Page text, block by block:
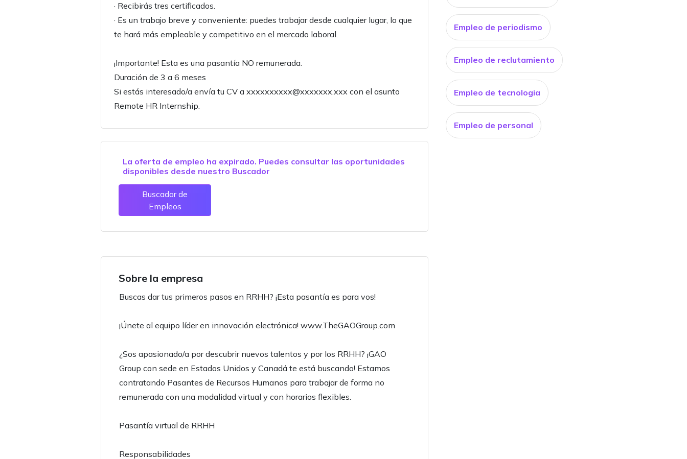
· Recibirás tres certificados.
· Es un trabajo breve y conveniente: puedes trabajar desde cualquier lugar, lo que
te hará más empleable y competitivo en el mercado laboral.
¡Importante! Esta es una pasantía NO remunerada.
Duración de 3 a 6 meses
Si estás interesado/a envía tu CV a xxxxxxxxxx@xxxxxxx.xxx con el asunto
Remote HR Internship.
La oferta de empleo ha expirado. Puedes consultar las oportunidades
disponibles desde nuestro Buscador
Buscador de
Empleos
Sobre la empresa
Buscas dar tus primeros pasos en RRHH? ¡Esta pasantía es para vos!
¡Únete al equipo líder en innovación electrónica! www.TheGAOGroup.com
¿Sos apasionado/a por descubrir nuevos talentos y por los RRHH? ¡GAO
Group con sede en Estados Unidos y Canadá te está buscando! Estamos
contratando Pasantes de Recursos Humanos para trabajar de forma no
remunerada con una modalidad virtual y con horarios flexibles.
Pasantía virtual de RRHH
Responsabilidades
Empleo de periodismo
Empleo de reclutamiento
Empleo de tecnologia
Empleo de personal